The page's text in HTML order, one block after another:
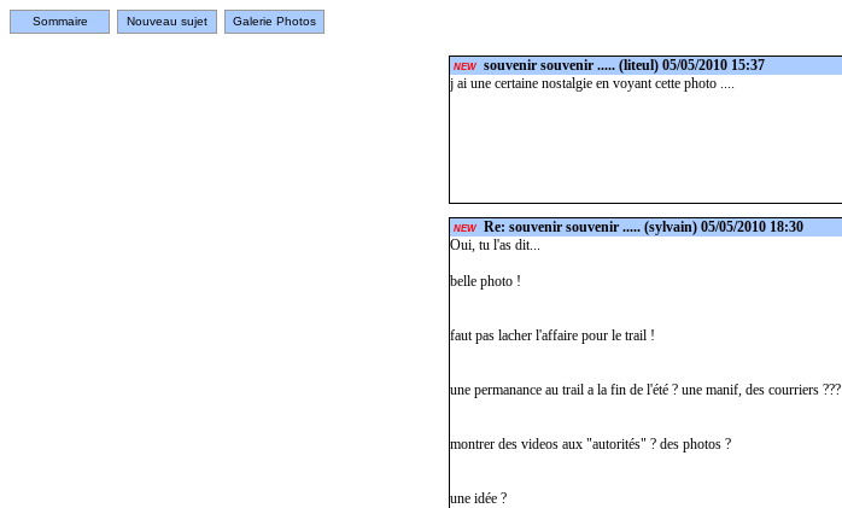
Sommaire Nouveau sujet Galerie Photos
NEW souvenir souvenir ..... (liteul) 05/05/2010 15:37
j ai une certaine nostalgie en voyant cette photo ....
NEW Re: souvenir souvenir ..... (sylvain) 05/05/2010 18:30
Oui, tu l'as dit...
belle photo !
faut pas lacher l'affaire pour le trail !
une permanance au trail a la fin de l'été ? une manif, des courriers ???
montrer des videos aux "autorités" ? des photos ?
une idée ?